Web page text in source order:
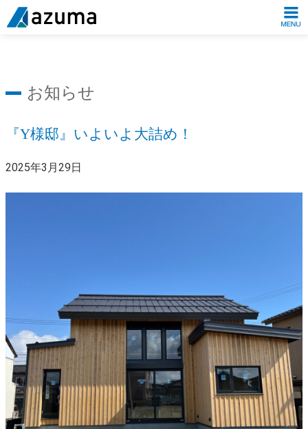
お知らせ
『Y様邸』いよいよ大詰め！
2025年3月29日